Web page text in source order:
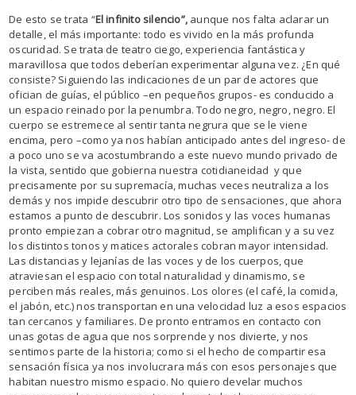
De esto se trata “El infinito silencio”, aunque nos falta aclarar un
detalle, el más importante: todo es vivido en la más profunda
oscuridad. Se trata de teatro ciego, experiencia fantástica y
maravillosa que todos deberían experimentar alguna vez. ¿En qué
consiste? Siguiendo las indicaciones de un par de actores que
ofician de guías, el público –en pequeños grupos- es conducido a
un espacio reinado por la penumbra. Todo negro, negro, negro. El
cuerpo se estremece al sentir tanta negrura que se le viene
encima, pero –como ya nos habían anticipado antes del ingreso- de
a poco uno se va acostumbrando a este nuevo mundo privado de
la vista, sentido que gobierna nuestra cotidianeidad y que
precisamente por su supremacía, muchas veces neutraliza a los
demás y nos impide descubrir otro tipo de sensaciones, que ahora
estamos a punto de descubrir. Los sonidos y las voces humanas
pronto empiezan a cobrar otro magnitud, se amplifican y a su vez
los distintos tonos y matices actorales cobran mayor intensidad.
Las distancias y lejanías de las voces y de los cuerpos, que
atraviesan el espacio con total naturalidad y dinamismo, se
perciben más reales, más genuinos. Los olores (el café, la comida,
el jabón, etc.) nos transportan en una velocidad luz a esos espacios
tan cercanos y familiares. De pronto entramos en contacto con
unas gotas de agua que nos sorprende y nos divierte, y nos
sentimos parte de la historia; como si el hecho de compartir esa
sensación física ya nos involucrara más con esos personajes que
habitan nuestro mismo espacio. No quiero develar muchos